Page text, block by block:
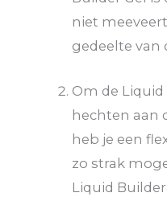
niet
gedeelte van
Om de
hechten aan
heb je een
zo strak
Liquid